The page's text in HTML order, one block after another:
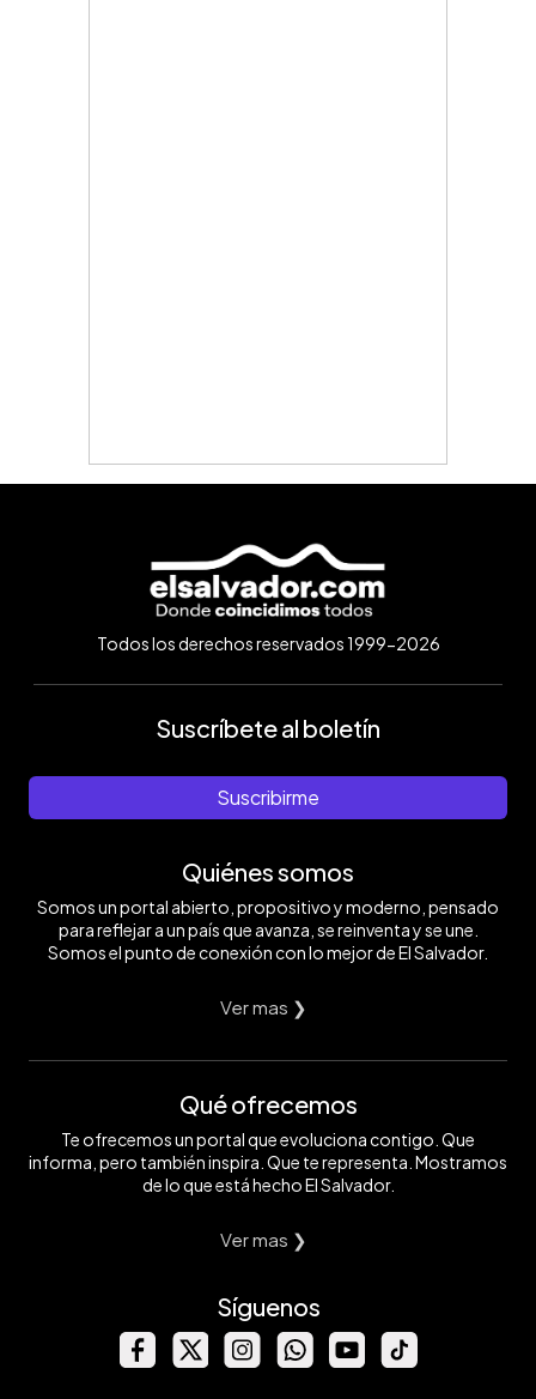
Todos los derechos reservados 1999-2026
Suscríbete al boletín
Suscribirme
Quiénes somos
Somos un portal abierto, propositivo y moderno, pensado
para reflejar a un país que avanza, se reinventa y se une.
Somos el punto de conexión con lo mejor de El Salvador.
Ver mas ❯
Qué ofrecemos
Te ofrecemos un portal que evoluciona contigo. Que
informa, pero también inspira. Que te representa. Mostramos
de lo que está hecho El Salvador.
Ver mas ❯
Síguenos